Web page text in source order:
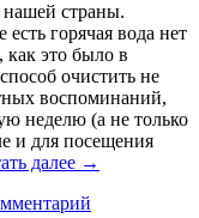
страны.
горячая вода нет
как это было в
очистить не
воспоминаний,
неделю (а не только
и для посещения
далее →